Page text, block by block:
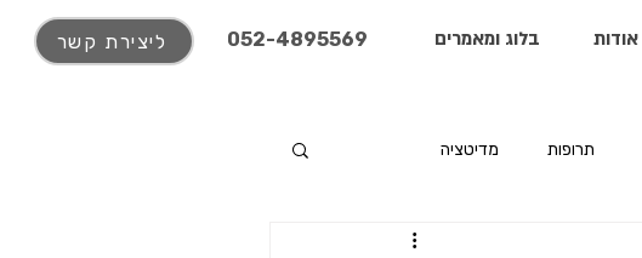
ליצירת קשר 052-4895569 אודות בלוג ומאמרים
תרופות מדיטציה